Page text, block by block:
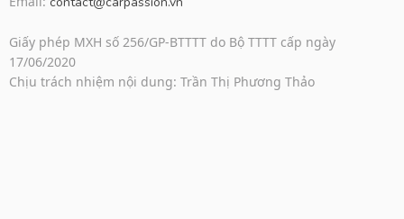
Giấy phép MXH số 256/GP-BTTTT do Bộ TTTT cấp ngày
17/06/2020
Chịu trách nhiệm nội dung: Trần Thị Phương Thảo